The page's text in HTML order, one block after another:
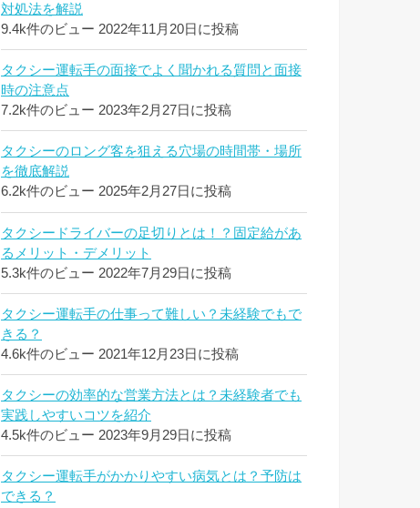
対処法を解説
9.4k件のビュー 2022年11月20日に投稿
タクシー運転手の面接でよく聞かれる質問と面接
時の注意点
7.2k件のビュー 2023年2月27日に投稿
タクシーのロング客を狙える穴場の時間帯・場所
を徹底解説
6.2k件のビュー 2025年2月27日に投稿
タクシードライバーの足切りとは！？固定給があ
るメリット・デメリット
5.3k件のビュー 2022年7月29日に投稿
タクシー運転手の仕事って難しい？未経験でもで
きる？
4.6k件のビュー 2021年12月23日に投稿
タクシーの効率的な営業方法とは？未経験者でも
実践しやすいコツを紹介
4.5k件のビュー 2023年9月29日に投稿
タクシー運転手がかかりやすい病気とは？予防は
できる？